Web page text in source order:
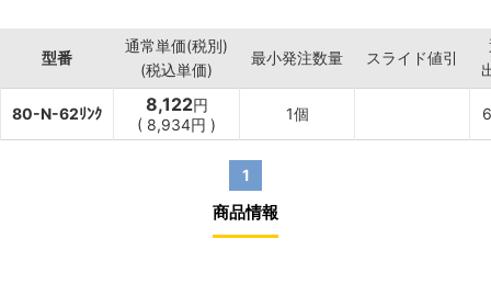
型番
通常単価(税別)
(税込単価)
最小発注数量 スライド値引
80-N-62ﾘﾝｸ 8,122円
( 8,934円 )
1個 6
1
商品情報